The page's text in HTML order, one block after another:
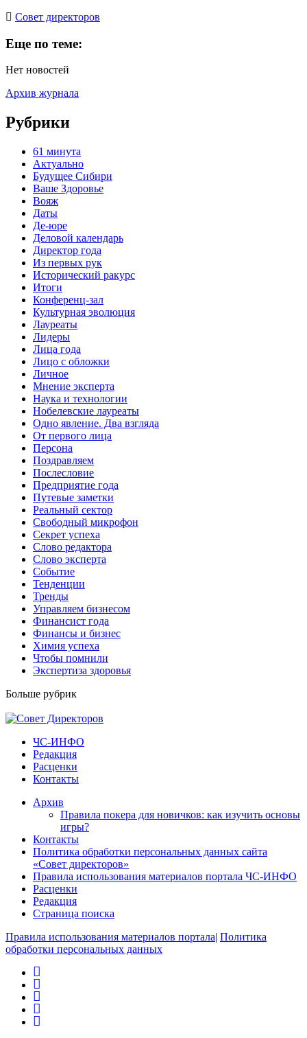
Cовет директоров
Еще по теме:
Нет новостей
Архив журнала
Рубрики
61 минута
Актуально
Будущее Сибири
Ваше Здоровье
Вояж
Даты
Де-юре
Деловой календарь
Директор года
Из первых рук
Исторический ракурс
Итоги
Конференц-зал
Культурная эволюция
Лауреаты
Лидеры
Лица года
Лицо с обложки
Личное
Мнение эксперта
Наука и технологии
Нобелевские лауреаты
Одно явление. Два взгляда
От первого лица
Персона
Поздравляем
Послесловие
Предприятие года
Путевые заметки
Реальный сектор
Свободный микрофон
Секрет успеха
Слово редактора
Слово эксперта
Событие
Тенденции
Тренды
Управляем бизнесом
Финансист года
Финансы и бизнес
Химия успеха
Чтобы помнили
Экспертиза здоровья
Больше рубрик
ЧС-ИНФО
Редакция
Расценки
Контакты
Архив
Правила покера для новичков: как изучить основы
игры?
Контакты
Политика обработки персональных данных сайта
«Совет директоров»
Правила использования материалов портала ЧС-ИНФО
Расценки
Редакция
Страница поиска
Правила использования материалов портала| Политика
обработки персональных данных